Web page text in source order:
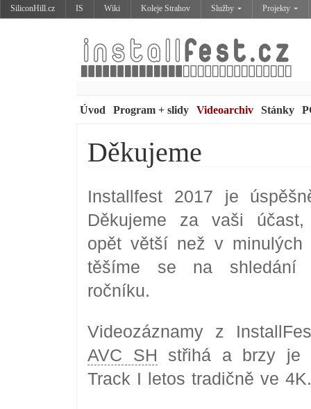
SiliconHill.cz IS Wiki Koleje Strahov Služby Projekty
Úvod Program + slidy Videoarchiv Stánky
Děkujeme
Installfest 2017 je
Děkujeme za vaši
opět větší než v minulých
těšíme se na shledání
ročníku.
Videozáznamy z
AVC SH střihá a brzy je
Track I letos tradičně ve 4K.